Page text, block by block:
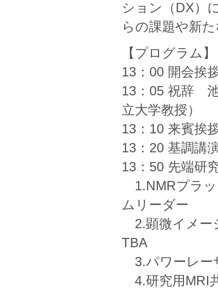
ション（DX）
らの課題や新
【プログラム】
13：00 開会挨
13：05 祝辞
立大学教授）
13：10 来賓挨
13：20 基調講
13：50 先端研
1.NMRプラ
ムリーダー
2.顕微イメー
TBA
3.パワーレー
4.研究用MRI